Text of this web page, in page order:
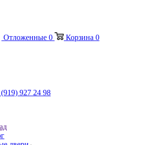
Отложенные 0 Корзина 0
927 24 98